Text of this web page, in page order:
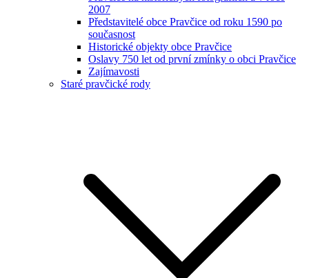
2007
Představitelé obce Pravčice od roku 1590 po
současnost
Historické objekty obce Pravčice
Oslavy 750 let od první zmínky o obci Pravčice
Zajímavosti
Staré pravčické rody